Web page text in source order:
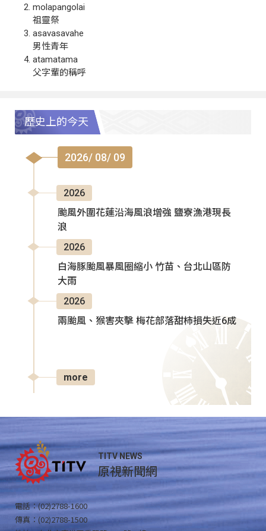
molapangolai
祖靈祭
asavasavahe
男性青年
atamatama
父字輩的稱呼
歷史上的今天
2026/ 08/ 09
2026
颱風外圍花蓮沿海風浪增強 鹽寮漁港現長
浪
2026
白海豚颱風暴風圈縮小 竹苗、台北山區防
大雨
2026
兩颱風、猴害夾擊 梅花部落甜柿損失近6成
more
TITV NEWS
原視新聞網
電話：(02)2788-1600
傳真：(02)2788-1500